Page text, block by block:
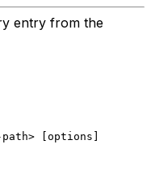
entry from the
[options]